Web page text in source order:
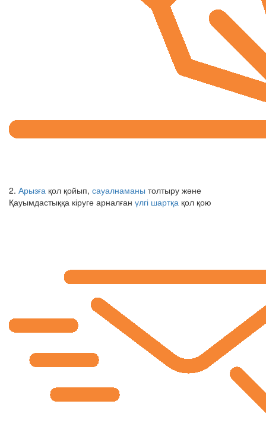
2. Арызға қол қойып, сауалнаманы толтыру және
Қауымдастыққа кіруге арналған үлгі шартқа қол қою